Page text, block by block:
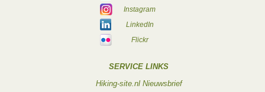
Instagram
LinkedIn
Flickr
SERVICE LINKS
Hiking-site.nl Nieuwsbrief